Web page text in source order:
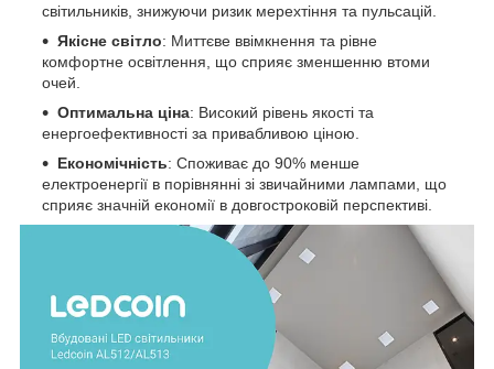
світильників, знижуючи ризик мерехтіння та пульсацій.
Якісне світло: Миттєве ввімкнення та рівне
комфортне освітлення, що сприяє зменшенню втоми
очей.
Оптимальна ціна: Високий рівень якості та
енергоефективності за привабливою ціною.
Економічність: Споживає до 90% менше
електроенергії в порівнянні зі звичайними лампами, що
сприяє значній економії в довгостроковій перспективі.